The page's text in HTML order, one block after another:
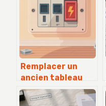
Remplacer un
ancien tableau
électrique avec
fusible : guide